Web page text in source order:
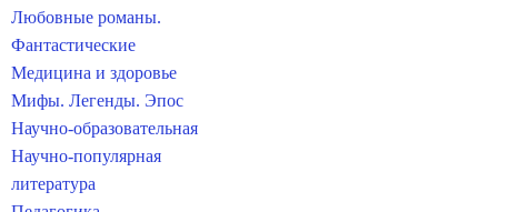
Любовные романы.
Фантастические
Медицина и здоровье
Мифы. Легенды. Эпос
Научно-образовательная
Научно-популярная
литература